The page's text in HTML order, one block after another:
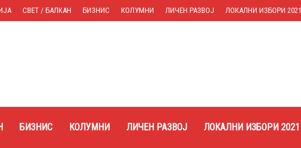
СВЕТ / БАЛКАН БИЗНИС КОЛУМНИ ЛИЧЕН РАЗВОЈ ЛОКАЛНИ ИЗБОРИ 2021
БИЗНИС КОЛУМНИ ЛИЧЕН РАЗВОЈ ЛОКАЛНИ ИЗБОРИ 2021